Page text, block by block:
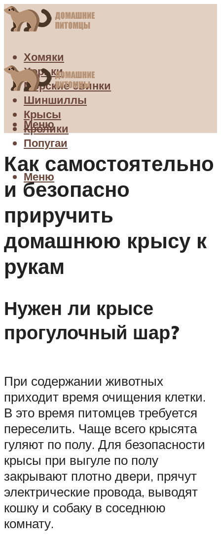
Хомяки
Хорьки
Морские свинки
Шиншиллы
Крысы
Кролики
Попугаи
Меню
Меню
Как самостоятельно
и безопасно
приручить
домашнюю крысу к
рукам
Нужен ли крысе
прогулочный шар?
При содержании животных
приходит время очищения клетки.
В это время питомцев требуется
переселить. Чаще всего крысята
гуляют по полу. Для безопасности
крысы при выгуле по полу
закрывают плотно двери, прячут
электрические провода, выводят
кошку и собаку в соседнюю
комнату.